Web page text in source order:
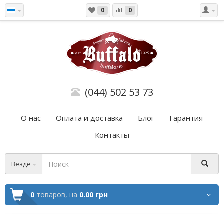
0 0
(044) 502 53 73
О нас Оплата и доставка Блог
Гарантия
Контакты
Везде
0 товаров, на 0.00 грн